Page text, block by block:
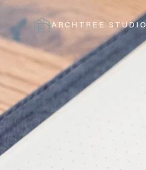
ARCHTREE STUDIO
CERRAR